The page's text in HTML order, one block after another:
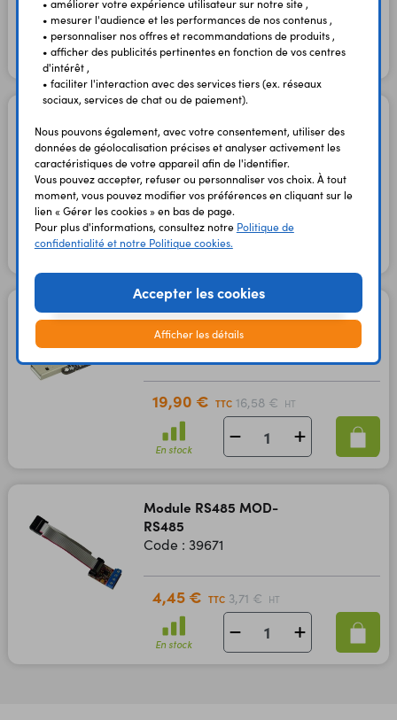
13,60 € 11,33 €
En stock
USB-ISS
Code : 24512
24,80 € TTC
En stock
Module BLE Bluefruit
ADA2267
Code : 35294
19,90 € TTC 16,58 € HT
En stock
Module RS485 MOD-
RS485
Code : 39671
4,45 € TTC 3,71 € HT
En stock
• améliorer votre expérience utilisateur sur notre site ,
• mesurer l'audience et les performances de nos contenus ,
• personnaliser nos offres et recommandations de produits ,
• afficher des publicités pertinentes en fonction de vos centres
d'intérêt ,
• faciliter l'interaction avec des services tiers (ex. réseaux
sociaux, services de chat ou de paiement).
Nous pouvons également, avec votre consentement, utiliser des
données de géolocalisation précises et analyser activement les
caractéristiques de votre appareil afin de l'identifier.
Vous pouvez accepter, refuser ou personnaliser vos choix. À tout
moment, vous pouvez modifier vos préférences en cliquant sur le
lien « Gérer les cookies » en bas de page.
Pour plus d'informations, consultez notre Politique de
confidentialité et notre Politique cookies.
Accepter les cookies
Afficher les détails